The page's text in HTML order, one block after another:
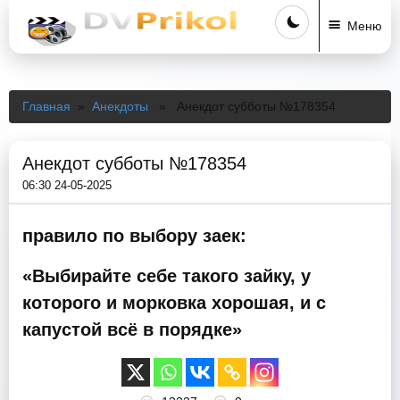
Меню
Главная » Анекдоты » Анекдот субботы №178354
Анекдот субботы №178354
06:30 24-05-2025
правило по выбору заек:
«Выбирайте себе такого зайку, у
которого и морковка хорошая, и с
капустой всё в порядке»